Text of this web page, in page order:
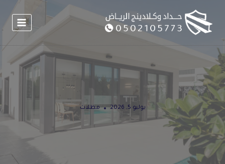
المحتوى
يوليو 5, 2026 مظلات